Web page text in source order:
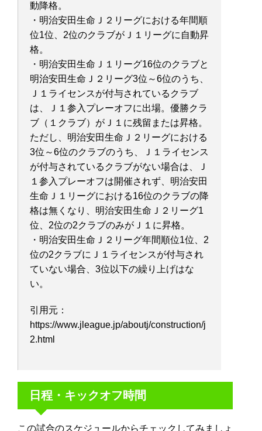
動降格。
・明治安田生命Ｊ２リーグにおける年間順
位1位、2位のクラブがＪ１リーグに自動昇
格。
・明治安田生命Ｊ１リーグ16位のクラブと
明治安田生命Ｊ２リーグ3位～6位のうち、
Ｊ１ライセンスが付与されているクラブ
は、Ｊ１参入プレーオフに出場。優勝クラ
ブ（１クラブ）がＪ１に残留または昇格。
ただし、明治安田生命Ｊ２リーグにおける
3位～6位のクラブのうち、Ｊ１ライセンス
が付与されているクラブがない場合は、Ｊ
１参入プレーオフは開催されず、明治安田
生命Ｊ１リーグにおける16位のクラブの降
格は無くなり、明治安田生命Ｊ２リーグ1
位、2位の2クラブのみがＪ１に昇格。
・明治安田生命Ｊ２リーグ年間順位1位、2
位の2クラブにＪ１ライセンスが付与され
ていない場合、3位以下の繰り上げはな
い。
引用元：
https://www.jleague.jp/aboutj/construction/j
2.html
日程・キックオフ時間
この試合のスケジュールからチェックしてみましょ